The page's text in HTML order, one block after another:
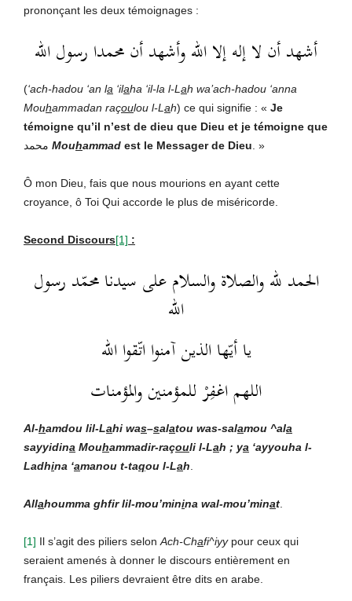
prononçant les deux témoignages :
أشهد أن لا إله إلا الله وأشهد أن محمدا رسول الله
(‘ach-hadou ‘an la ‘ilaha ‘il-la l-L ah wa’ach-hadou ‘anna
Mouhammadan raçoulou l-L ah) ce qui signifie : « Je
témoigne qu’il n’est de dieu que Dieu et je témoigne que
محمد Mouhammad est le Messager de Dieu . »
Ô mon Dieu, fais que nous mourions en ayant cette
croyance, ô Toi Qui accorde le plus de miséricorde.
Second Discours[1] :
الحمد لله والصلاة والسلام على سيدنا محمّد رسول
الله
يا أيّها الذين آمنوا اتّقوا الله
اللهم اغفِرْ للمؤمنين والمؤمنات
Al-hamdou lil-Lahi was–salatou was-salamou ^ala
sayyidina Mouhammadir-raçouli l-Lah ; ya ‘ayyouha l-
Ladhina ‘amanou t-taqou l-Lah
Allahoumma ghfir lil-mou’minina wal-mou’minat
[1] Il s’agit des piliers selon Ach-Chafi^iyypour ceux qui
seraient amenés à donner le discours entièrement en
français. Les piliers devraient être dits en arabe.